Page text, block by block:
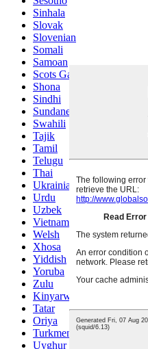
Sinhala
Slovak
Slovenian
Somali
Samoan
Scots Gaelic
Shona
Sindhi
Sundanese
Swahili
Tajik
Tamil
Telugu
Thai
Ukrainian
Urdu
Uzbek
Vietnamese
Welsh
Xhosa
Yiddish
Yoruba
Zulu
Kinyarwanda
Tatar
Oriya
Turkmen
Uyghur